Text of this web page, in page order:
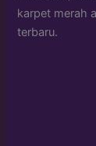
karpet merah
terbaru.